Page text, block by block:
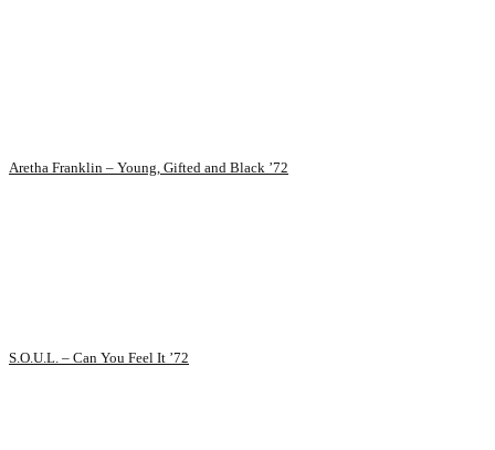
Aretha Franklin – Young, Gifted and Black ’72
S.O.U.L. – Can You Feel It ’72